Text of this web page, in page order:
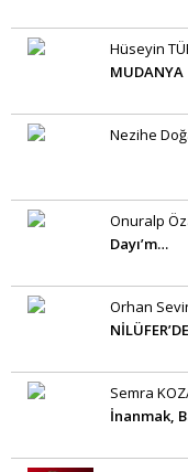
Hüseyin
MUDANYA
Nezihe
Onuralp
Dayı’m…
Orhan
Semra
İnanmak,